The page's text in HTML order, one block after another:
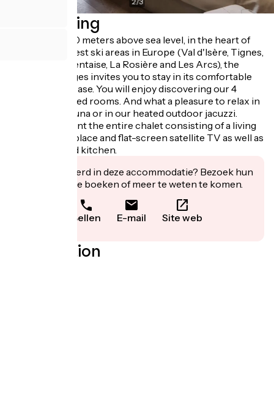
Beschrijving
Located at 1530 meters above sea level, in the heart of
one of the largest ski areas in Europe (Val d'Isère, Tignes,
Sainte Foy Tarentaise, La Rosière and Les Arcs), the
Chalet des Anges invites you to stay in its comfortable
and luxurious case. You will enjoy discovering our 4
warmly furnished rooms. And what a pleasure to relax in
our unusual sauna or in our heated outdoor jacuzzi.
You can also rent the entire chalet consisting of a living
room with fireplace and flat-screen satellite TV as well as
a fully equipped kitchen.
Geïnteresseerd in deze accommodatie? Bezoek hun
website om te boeken of meer te weten te komen.
Bellen E-mail Site web
Localisation